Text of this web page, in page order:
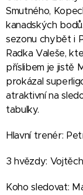
Smutného,
kanadských
sezonu chybět i
Radka Valeše,
příslibem je jistě
prokázal
atraktivní na
tabulky.
Hlavní trenér:
3 hvězdy:
Koho sledovat: